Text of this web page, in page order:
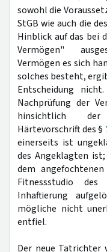
sowohl die
StGB wie auch die
Hinblick auf das bei
Vermögen"
Vermögen es sich
solches besteht,
Entscheidung
Nachprüfung der
hinsichtlich der
Härtevorschrift des §
einerseits ist
des Angeklagten
dem
Fitnessstudio
Inhaftierung
mögliche nicht
entfiel.
Der neue Tatrichter